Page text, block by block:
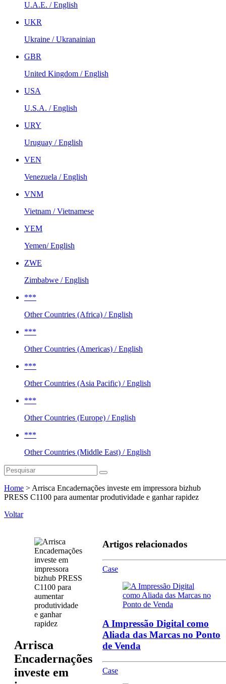
U.A.E. / English
UKR
Ukraine / Ukranainian
GBR
United Kingdom / English
USA
U.S.A. / English
URY
Uruguay / English
VEN
Venezuela / English
VNM
Vietnam / Vietnamese
YEM
Yemen/ English
ZWE
Zimbabwe / English
***
Other Countries (Africa) / English
***
Other Countries (Americas) / English
***
Other Countries (Asia Pacific) / English
***
Other Countries (Europe) / English
***
Other Countries (Middle East) / English
Home > Arrisca Encadernações investe em impressora bizhub
PRESS C1100 para aumentar produtividade e ganhar rapidez
Voltar
Arrisca
Encadernações
investe em
Artigos relacionados
Case
A Impressão Digital como
Aliada das Marcas no Ponto
de Venda
Case